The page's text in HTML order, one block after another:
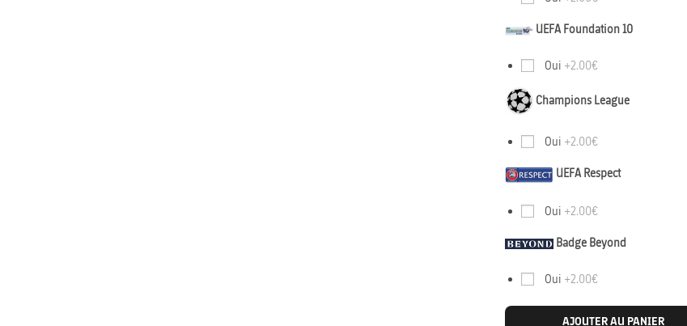
UEFA Foundation 10
Oui +2.00€
Champions League
Oui +2.00€
UEFA Respect
Oui +2.00€
Badge Beyond
Oui +2.00€
AJOUTER AU PANIER